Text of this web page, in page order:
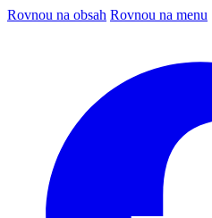
Rovnou na obsah Rovnou na menu